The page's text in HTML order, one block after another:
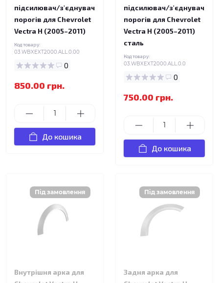
підсилювач/з'єднувач
порогів для Chevrolet
Vectra H (2005–2011)
Код товару:
03.WBXEXT2000.ALL.0.00
0
850.00 грн.
До кошика
підсилювач/з'єднувач
порогів для Chevrolet
Vectra H (2005–2011)
сталь
Код товару:
03.WBXEXT2000.ALL.0.0
0
750.00 грн.
До кошика
Внутрішня арка для
Задня арка для